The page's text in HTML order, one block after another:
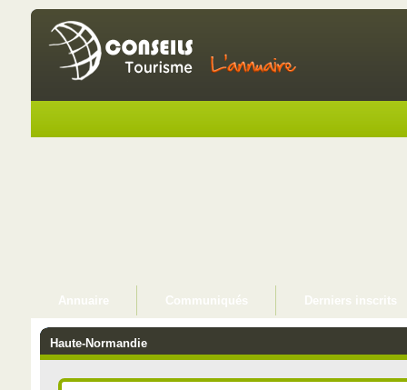
Annuaire Communiqués Derniers inscrits
Haute-Normandie